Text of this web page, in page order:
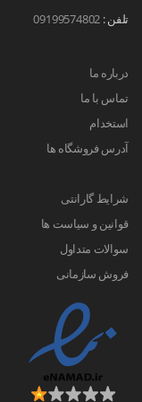
تلفن : 09199574802
درباره ما
تماس با ما
استخدام
آدرس فروشگاه ها
شرایط گارانتی
قوانین و سیاست ها
سوالات متداول
فروش سازمانی